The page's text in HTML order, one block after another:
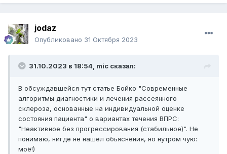
jodaz
Опубликовано 31 Октября 2023
31.10.2023 в 18:54, mic сказал:
В обсуждавшейся тут статье Бойко "Современные
алгоритмы диагностики и лечения рассеянного
склероза, основанные на индивидуальной оценке
состояния пациента" о вариантах течения ВПРС:
"Неактивное без прогрессирования (стабильное)". Не
понимаю, нигде не нашёл обьяснения, но нутром чую:
моё!)